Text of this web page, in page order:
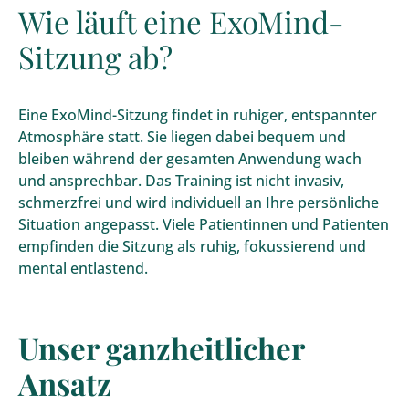
Wie läuft eine ExoMind-
Sitzung ab?
Eine ExoMind-Sitzung findet in ruhiger, entspannter
Atmosphäre statt. Sie liegen dabei bequem und
bleiben während der gesamten Anwendung wach
und ansprechbar. Das Training ist nicht invasiv,
schmerzfrei und wird individuell an Ihre persönliche
Situation angepasst. Viele Patientinnen und Patienten
empfinden die Sitzung als ruhig, fokussierend und
mental entlastend.
Unser ganzheitlicher
Ansatz